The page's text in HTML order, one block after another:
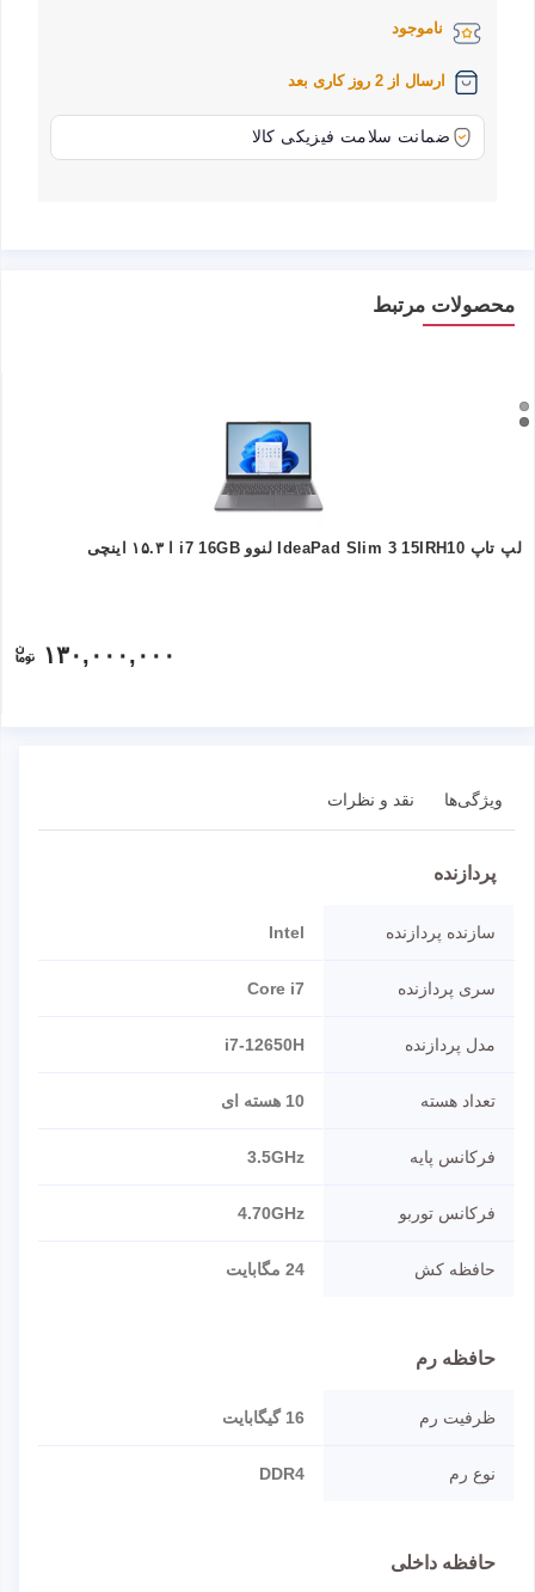
ناموجود
ارسال از 2 روز کاری بعد
ضمانت سلامت فیزیکی کالا
محصولات مرتبط
لپ تاپ IdeaPad Slim 3 15IRH10 لنوو i7 16GB ا ۱۵.۳ اینچی
۱۳۰,۰۰۰,۰۰۰
ویژگی‌ها نقد و نظرات
پردازنده
سازنده پردازنده Intel
سری پردازنده Core i7
مدل پردازنده i7-12650H
تعداد هسته 10 هسته ای
فرکانس پایه 3.5GHz
فرکانس توربو 4.70GHz
حافظه کش 24 مگابایت
حافظه رم
ظرفیت رم 16 گیگابایت
نوع رم DDR4
حافظه داخلی